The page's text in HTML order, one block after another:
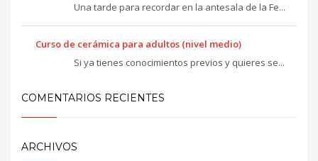
Una tarde para recordar en la antesala de la Fe...
Curso de cerámica para adultos (nivel medio)
Si ya tienes conocimientos previos y quieres se...
COMENTARIOS RECIENTES
ARCHIVOS